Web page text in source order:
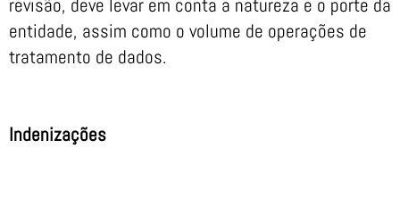
revisão, deve levar em conta a natureza e o porte da
entidade, assim como o volume de operações de
tratamento de dados.
Indenizações